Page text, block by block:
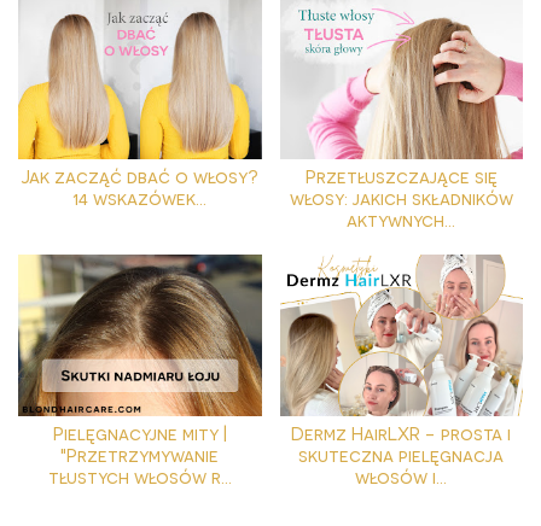
Jak zacząć dbać o włosy?
14 wskazówek...
Przetłuszczające się
włosy: jakich składników
aktywnych...
Pielęgnacyjne mity |
"Przetrzymywanie
tłustych włosów r...
Dermz HairLXR - prosta i
skuteczna pielęgnacja
włosów i...